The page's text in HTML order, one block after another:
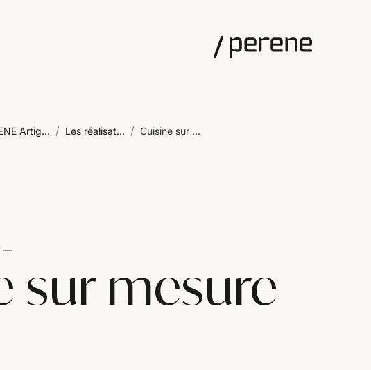
Artig... / Les réalisat... / Cuisine sur ...
sur mesure